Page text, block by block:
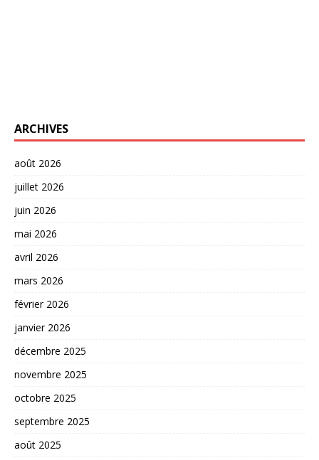
ARCHIVES
août 2026
juillet 2026
juin 2026
mai 2026
avril 2026
mars 2026
février 2026
janvier 2026
décembre 2025
novembre 2025
octobre 2025
septembre 2025
août 2025